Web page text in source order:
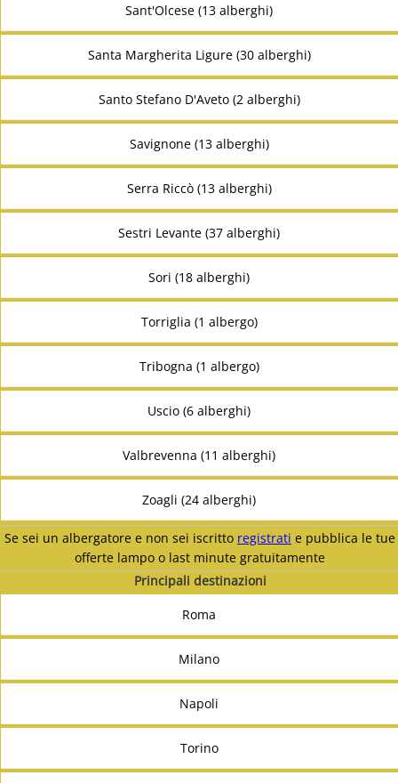
Sant'Olcese (13 alberghi)
Santa Margherita Ligure (30 alberghi)
Santo Stefano D'Aveto (2 alberghi)
Savignone (13 alberghi)
Serra Riccò (13 alberghi)
Sestri Levante (37 alberghi)
Sori (18 alberghi)
Torriglia (1 albergo)
Tribogna (1 albergo)
Uscio (6 alberghi)
Valbrevenna (11 alberghi)
Zoagli (24 alberghi)
Se sei un albergatore e non sei iscritto registrati e pubblica le tue
offerte lampo o last minute gratuitamente
Principali destinazioni
Roma
Milano
Napoli
Torino